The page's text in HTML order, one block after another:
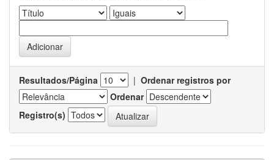
Resultados/Página | Ordenar registros por
Ordenar
Registro(s)